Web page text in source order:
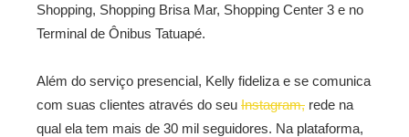
Shopping, Shopping Brisa Mar, Shopping Center 3 e no
Terminal de Ônibus Tatuapé.
Além do serviço presencial, Kelly fideliza e se comunica
com suas clientes através do seu Instagram, rede na
qual ela tem mais de 30 mil seguidores. Na plataforma,